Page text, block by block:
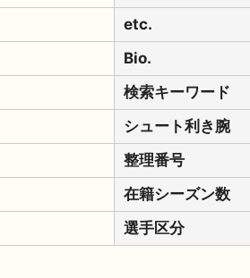
etc.
Bio.
検索キーワード
シュート利き腕
整理番号
在籍シーズン数
選手区分